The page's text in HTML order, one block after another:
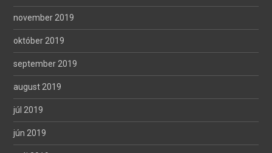
november 2019
október 2019
september 2019
august 2019
júl 2019
jún 2019